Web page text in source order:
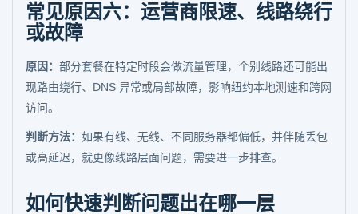
常见原因六：运营商限速、线路绕行
或故障
原因： 部分套餐在特定时段会做流量管理，个别线路还可能出
现路由绕行、DNS 异常或局部故障，影响纽约本地测速和跨网
访问。
判断方法： 如果有线、无线、不同服务器都偏低，并伴随丢包
或高延迟，就更像线路层面问题，需要进一步排查。
如何快速判断问题出在哪一层